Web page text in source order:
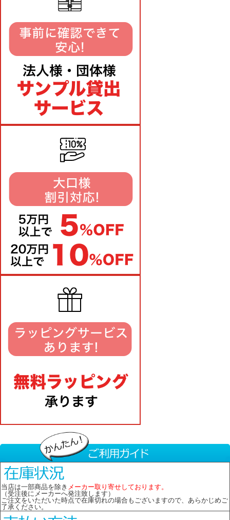
当店は一部商品を除き メーカー取り寄せしております。
（受注後にメーカーへ発注致します）
ご注文をいただいた時点で在庫切れの場合もございますので、あらかじめご
了承ください。